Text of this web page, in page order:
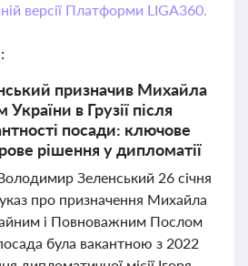
версії Платформи LIGA360.
призначив Михайла
в Грузії після
посади: ключове
рішення у дипломатії
Зеленський 26 січня
про призначення Михайла
і Повноважним Послом
була вакантною з 2022